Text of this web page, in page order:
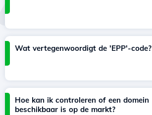
Wat vertegenwoordigt de 'EPP'-code?
Hoe kan ik controleren of een domein
beschikbaar is op de markt?